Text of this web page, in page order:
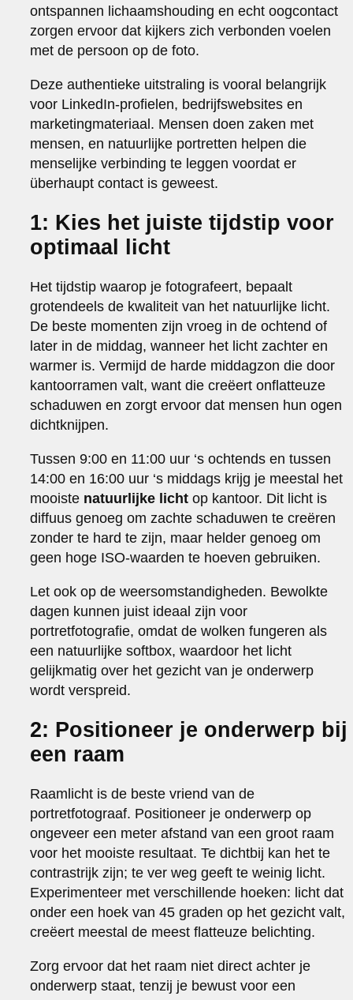
ontspannen lichaamshouding en echt oogcontact
zorgen ervoor dat kijkers zich verbonden voelen
met de persoon op de foto.
Deze authentieke uitstraling is vooral belangrijk
voor LinkedIn-profielen, bedrijfswebsites en
marketingmateriaal. Mensen doen zaken met
mensen, en natuurlijke portretten helpen die
menselijke verbinding te leggen voordat er
überhaupt contact is geweest.
1: Kies het juiste tijdstip voor
optimaal licht
Het tijdstip waarop je fotografeert, bepaalt
grotendeels de kwaliteit van het natuurlijke licht.
De beste momenten zijn vroeg in de ochtend of
later in de middag, wanneer het licht zachter en
warmer is. Vermijd de harde middagzon die door
kantoorramen valt, want die creëert onflatteuze
schaduwen en zorgt ervoor dat mensen hun ogen
dichtknijpen.
Tussen 9:00 en 11:00 uur ‘s ochtends en tussen
14:00 en 16:00 uur ‘s middags krijg je meestal het
mooiste natuurlijke licht op kantoor. Dit licht is
diffuus genoeg om zachte schaduwen te creëren
zonder te hard te zijn, maar helder genoeg om
geen hoge ISO-waarden te hoeven gebruiken.
Let ook op de weersomstandigheden. Bewolkte
dagen kunnen juist ideaal zijn voor
portretfotografie, omdat de wolken fungeren als
een natuurlijke softbox, waardoor het licht
gelijkmatig over het gezicht van je onderwerp
wordt verspreid.
2: Positioneer je onderwerp bij
een raam
Raamlicht is de beste vriend van de
portretfotograaf. Positioneer je onderwerp op
ongeveer een meter afstand van een groot raam
voor het mooiste resultaat. Te dichtbij kan het te
contrastrijk zijn; te ver weg geeft te weinig licht.
Experimenteer met verschillende hoeken: licht dat
onder een hoek van 45 graden op het gezicht valt,
creëert meestal de meest flatteuze belichting.
Zorg ervoor dat het raam niet direct achter je
onderwerp staat, tenzij je bewust voor een